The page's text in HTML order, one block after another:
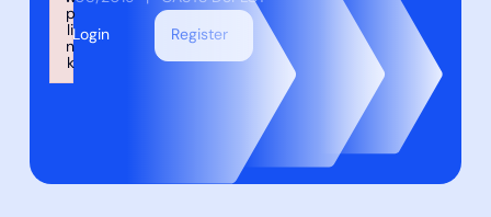
Login Register
p
li
n
k
Failed to initialize plugin: wplink